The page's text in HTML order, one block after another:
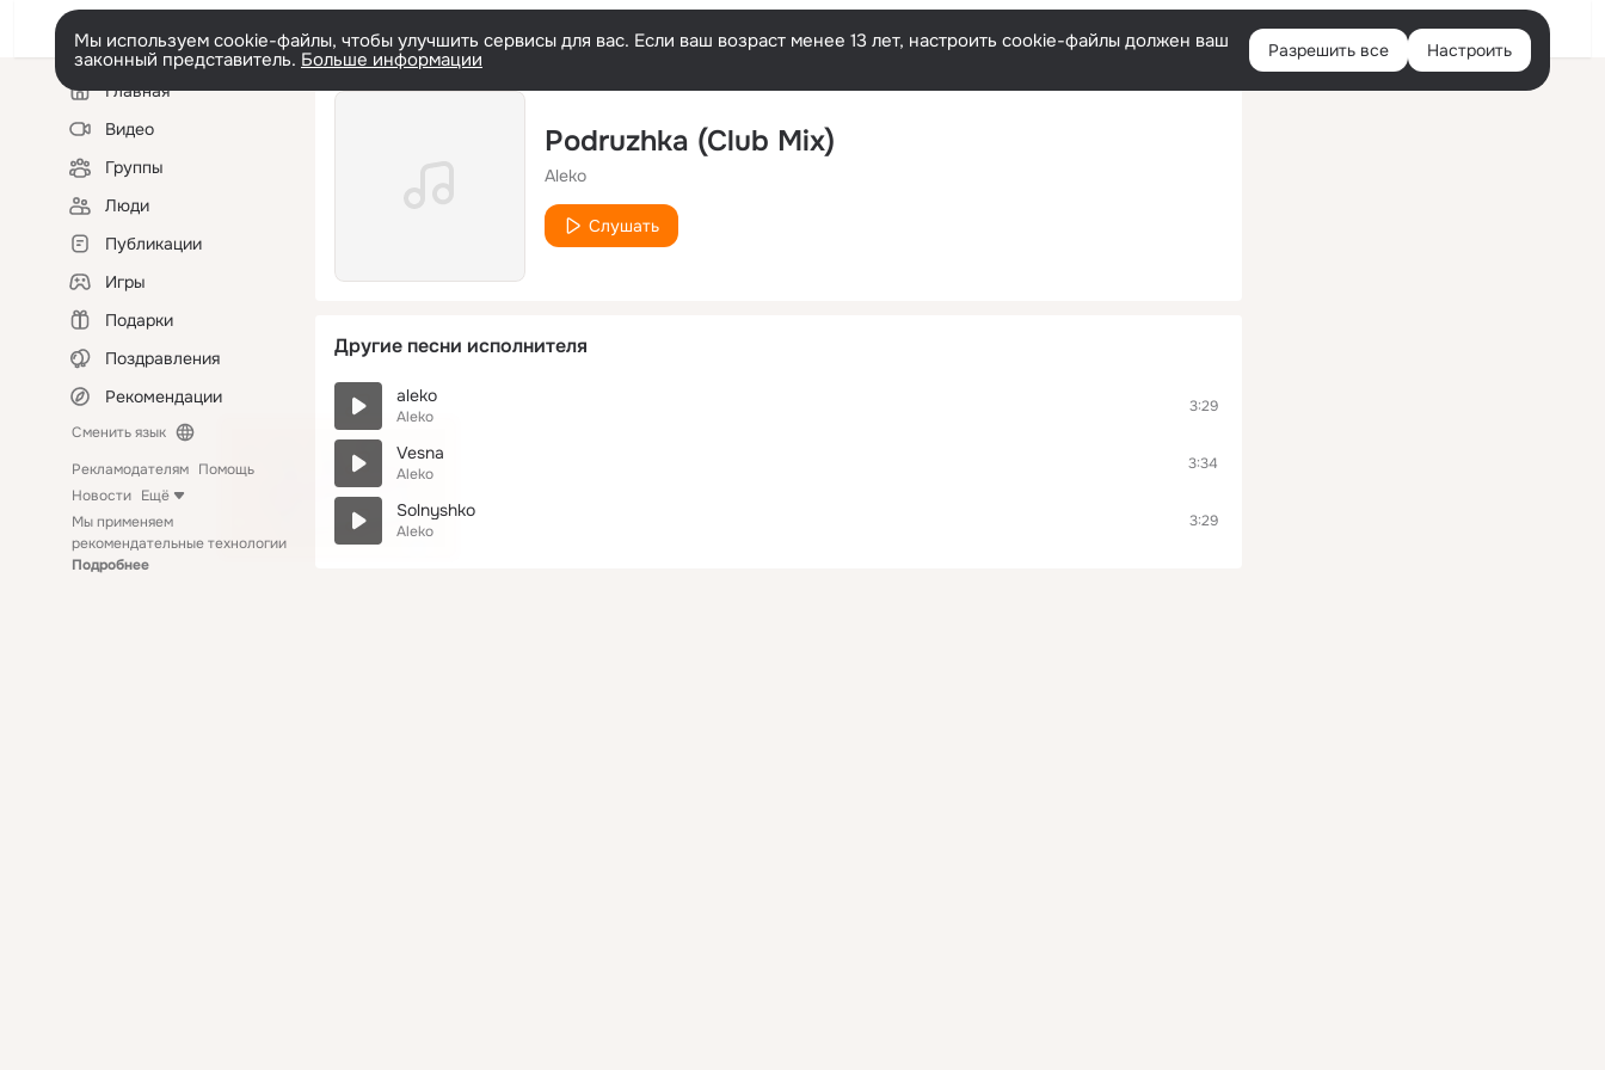
Войти
Мы используем cookie-файлы, чтобы улучшить сервисы для вас. Если ваш возраст менее 13 лет, настроить cookie-файлы должен ваш
законный представитель. Больше информации Разрешить все Настроить
Левая
колонкаГлавная
Видео
Группы
Люди
Публикации
Игры
Подарки
Поздравления
Рекомендации
Сменить язык
Рекламодателям Помощь
Новости Ещё
Мы применяем
рекомендательные технологии
Подробнее
Podruzhka (Club Mix)
Aleko
Слушать
Другие песни исполнителя
aleko
Aleko
3:29
Vesna
Aleko
3:34
Solnyshko
Aleko
3:29